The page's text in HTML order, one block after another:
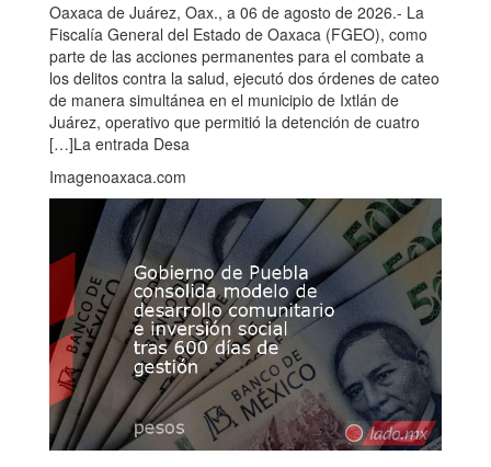
Oaxaca de Juárez, Oax., a 06 de agosto de 2026.- La
Fiscalía General del Estado de Oaxaca (FGEO), como
parte de las acciones permanentes para el combate a
los delitos contra la salud, ejecutó dos órdenes de cateo
de manera simultánea en el municipio de Ixtlán de
Juárez, operativo que permitió la detención de cuatro
[…]La entrada Desa
Imagenoaxaca.com